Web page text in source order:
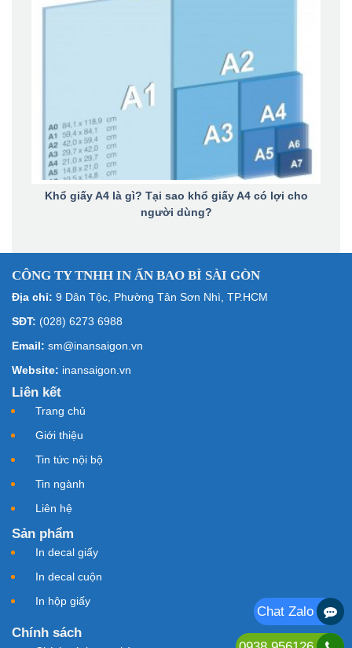
Khổ giấy A4 là gì? Tại sao khổ giấy A4 có lợi cho
người dùng?
CÔNG TY TNHH IN ẤN BAO BÌ SÀI GÒN
Địa chỉ: 9 Dân Tộc, Phường Tân Sơn Nhì, TP.HCM
SĐT: (028) 6273 6988
Email: sm@inansaigon.vn
Website: inansaigon.vn
Liên kết
Trang chủ
Giới thiệu
Tin tức nội bộ
Tin ngành
Liên hệ
Sản phẩm
In decal giấy
In decal cuộn
In hộp giấy
Chính sách
Chat Zalo